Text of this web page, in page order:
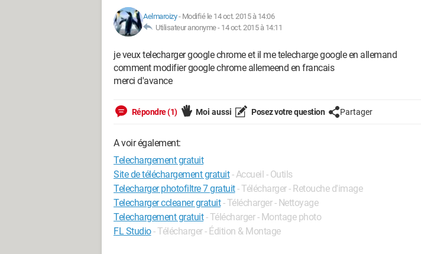
Aelmaroizy- Modifié le 14 oct. 2015 à 14:06
Utilisateur anonyme - 14 oct. 2015 à 14:11
je veux telecharger google chrome et il me telecharge google en allemand
comment modifier google chrome allemeend en francais
merci d'avance
Répondre (1) Moi aussi Posez votre question Partager
A voir également:
Telechargement gratuit
Site de téléchargement gratuit - Accueil - Outils
Telecharger photofiltre 7 gratuit- Télécharger - Retouche d'image
Telecharger ccleaner gratuit - Télécharger - Nettoyage
Telechargement gratuit - Télécharger - Montage photo
FL Studio- Télécharger - Édition & Montage